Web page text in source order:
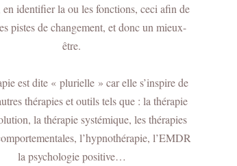
en identifier la ou les fonctions, ceci afin de
pistes de changement, et donc un mieux-
être.
est dite « plurielle » car elle s’inspire de
thérapies et outils tels que : la thérapie
la thérapie systémique, les thérapies
l’hypnothérapie, l’EMDR
la psychologie positive…